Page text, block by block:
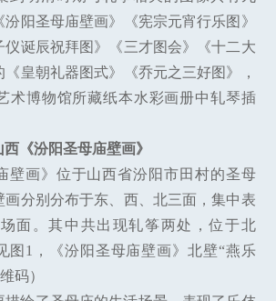
阳圣母庙壁画》《宪宗元宵行乐图》
仪诞辰祝拜图》《三才图会》《十二大
皇朝礼器图式》《乔元之三好图》，
术博物馆所藏纸本水彩画册中轧琴插
西《汾阳圣母庙壁画》
壁画》位于山西省汾阳市田村的圣母
画分别分布于东、西、北三面，集中表
面。其中共出现轧筝两处，位于北
图1，《汾阳圣母庙壁画》北壁“燕乐
码）